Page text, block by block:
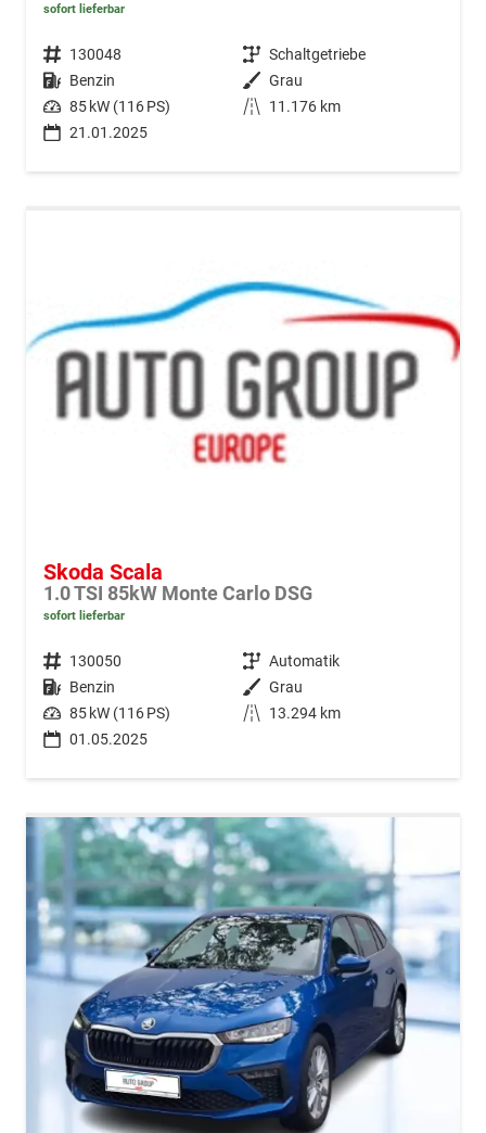
sofort lieferbar
Fahrzeugnr. 130048 Getriebe Schaltgetriebe
Kraftstoff Benzin Außenfarbe Grau
Leistung 85 kW (116 PS) Kilometerstand
11.176 km
21.01.2025
Skoda Scala
1.0 TSI 85kW Monte Carlo DSG
sofort lieferbar
Fahrzeugnr. 130050 Getriebe Automatik
Kraftstoff Benzin Außenfarbe Grau
Leistung 85 kW (116 PS) Kilometerstand
13.294 km
01.05.2025